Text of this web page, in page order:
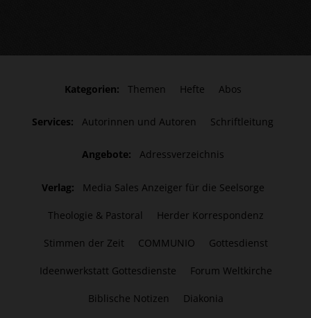
Kategorien: Themen Hefte Abos
Services: Autorinnen und Autoren Schriftleitung
Angebote: Adressverzeichnis
Verlag: Media Sales Anzeiger für die Seelsorge
Theologie & Pastoral Herder Korrespondenz
Stimmen der Zeit COMMUNIO Gottesdienst
Ideenwerkstatt Gottesdienste Forum Weltkirche
Biblische Notizen Diakonia